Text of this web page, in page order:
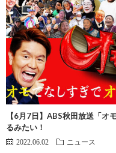
【6月7日】ABS秋田放送「オ
るみたい！
2022.06.02 ニュース